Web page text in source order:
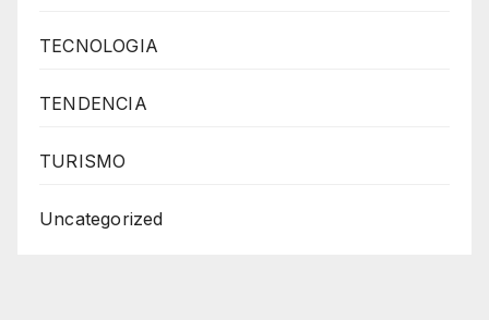
TECNOLOGIA
TENDENCIA
TURISMO
Uncategorized